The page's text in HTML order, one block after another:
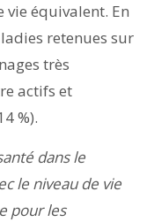
vie équivalent. En
retenues sur
très
actifs et
%).
dans le
le niveau de vie
pour les